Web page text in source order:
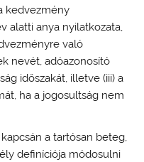
kedvezmény
alatti anya nyilatkozata,
való
nevét, adóazonosító
időszakát, illetve (iii) a
ha a jogosultság nem
a tartósan beteg,
definíciója módosulni